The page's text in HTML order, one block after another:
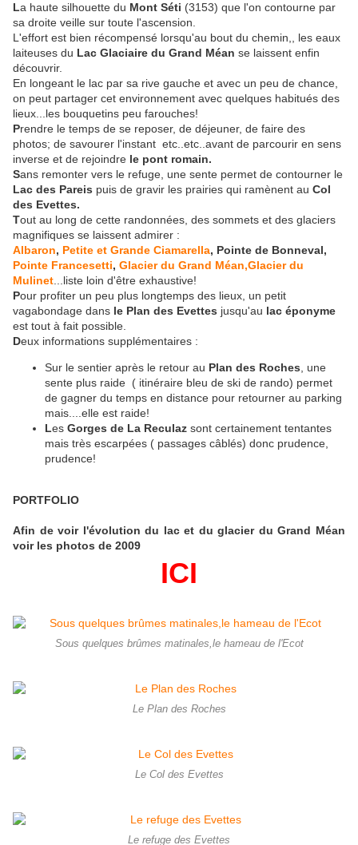
La haute silhouette du Mont Séti (3153) que l'on contourne par
sa droite veille sur toute l'ascension.
L'effort est bien récompensé lorsqu'au bout du chemin,, les eaux
laiteuses du Lac Glaciaire du Grand Méan se laissent enfin
découvrir.
En longeant le lac par sa rive gauche et avec un peu de chance,
on peut partager cet environnement avec quelques habitués des
lieux...les bouquetins peu farouches!
Prendre le temps de se reposer, de déjeuner, de faire des
photos; de savourer l'instant etc..etc..avant de parcourir en sens
inverse et de rejoindre le pont romain.
Sans remonter vers le refuge, une sente permet de contourner le
Lac des Pareis puis de gravir les prairies qui ramènent au Col
des Evettes.
Tout au long de cette randonnées, des sommets et des glaciers
magnifiques se laissent admirer :
Albaron, Petite et Grande Ciamarella, Pointe de Bonneval,
Pointe Francesetti, Glacier du Grand Méan,Glacier du
Mulinet ...liste loin d'être exhaustive!
Pour profiter un peu plus longtemps des lieux, un petit
vagabondage dans le Plan des Evettes jusqu'au lac éponyme
est tout à fait possible.
Deux informations supplémentaires :
Sur le sentier après le retour au Plan des Roches , une
sente plus raide ( itinéraire bleu de ski de rando) permet
de gagner du temps en distance pour retourner au parking
mais....elle est raide!
Les Gorges de La Reculaz sont certainement tentantes
mais très escarpées ( passages câblés) donc prudence,
prudence!
PORTFOLIO
Afin de voir l'évolution du lac et du glacier du Grand Méan
voir les photos de 2009
ICI
Sous quelques brûmes matinales,le hameau de l'Ecot
Le Plan des Roches
Le Col des Evettes
Le refuge des Evettes